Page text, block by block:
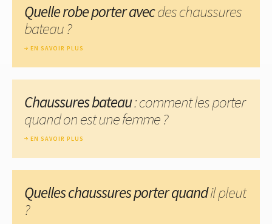
Quelle robe porter avecdes chaussures
bateau ?
EN SAVOIR PLUS
Chaussures bateau: comment les porter
quand on est une femme ?
EN SAVOIR PLUS
Quelles chaussures porter quandil pleut
?